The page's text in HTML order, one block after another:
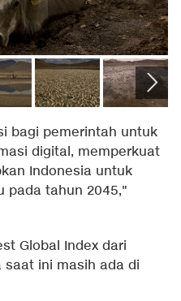
bagi pemerintah untuk
digital, memperkuat
Indonesia untuk
pada tahun 2045,"
Global Index dari
saat ini masih ada di